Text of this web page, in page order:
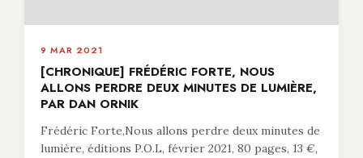
9 MAR 2021
[CHRONIQUE] FRÉDÉRIC FORTE, NOUS
ALLONS PERDRE DEUX MINUTES DE LUMIÈRE,
PAR DAN ORNIK
Frédéric Forte,Nous allons perdre deux minutes de
lumière, éditions P.O.L, février 2021, 80 pages, 13 €,